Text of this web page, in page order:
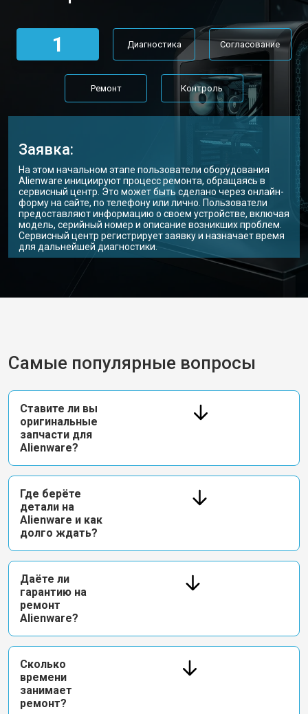
1 Диагностика Согласование
Ремонт Контроль
Заявка:
На этом начальном этапе пользователи оборудования
Alienware инициируют процесс ремонта, обращаясь в
сервисный центр. Это может быть сделано через онлайн-
форму на сайте, по телефону или лично. Пользователи
предоставляют информацию о своем устройстве, включая
модель, серийный номер и описание возникших проблем.
Сервисный центр регистрирует заявку и назначает время
для дальнейшей диагностики.
Самые популярные вопросы
Ставите ли вы
оригинальные
запчасти для
Alienware?
Где берёте
детали на
Alienware и как
долго ждать?
Даёте ли
гарантию на
ремонт
Alienware?
Сколько
времени
занимает
ремонт?